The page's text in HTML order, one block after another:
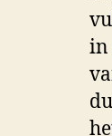
in